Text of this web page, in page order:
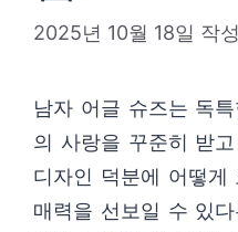
2025년 10월 18일 작
남자 어글 슈즈는 독
의 사랑을 꾸준히 받
디자인 덕분에 어떻게
매력을 선보일 수 있